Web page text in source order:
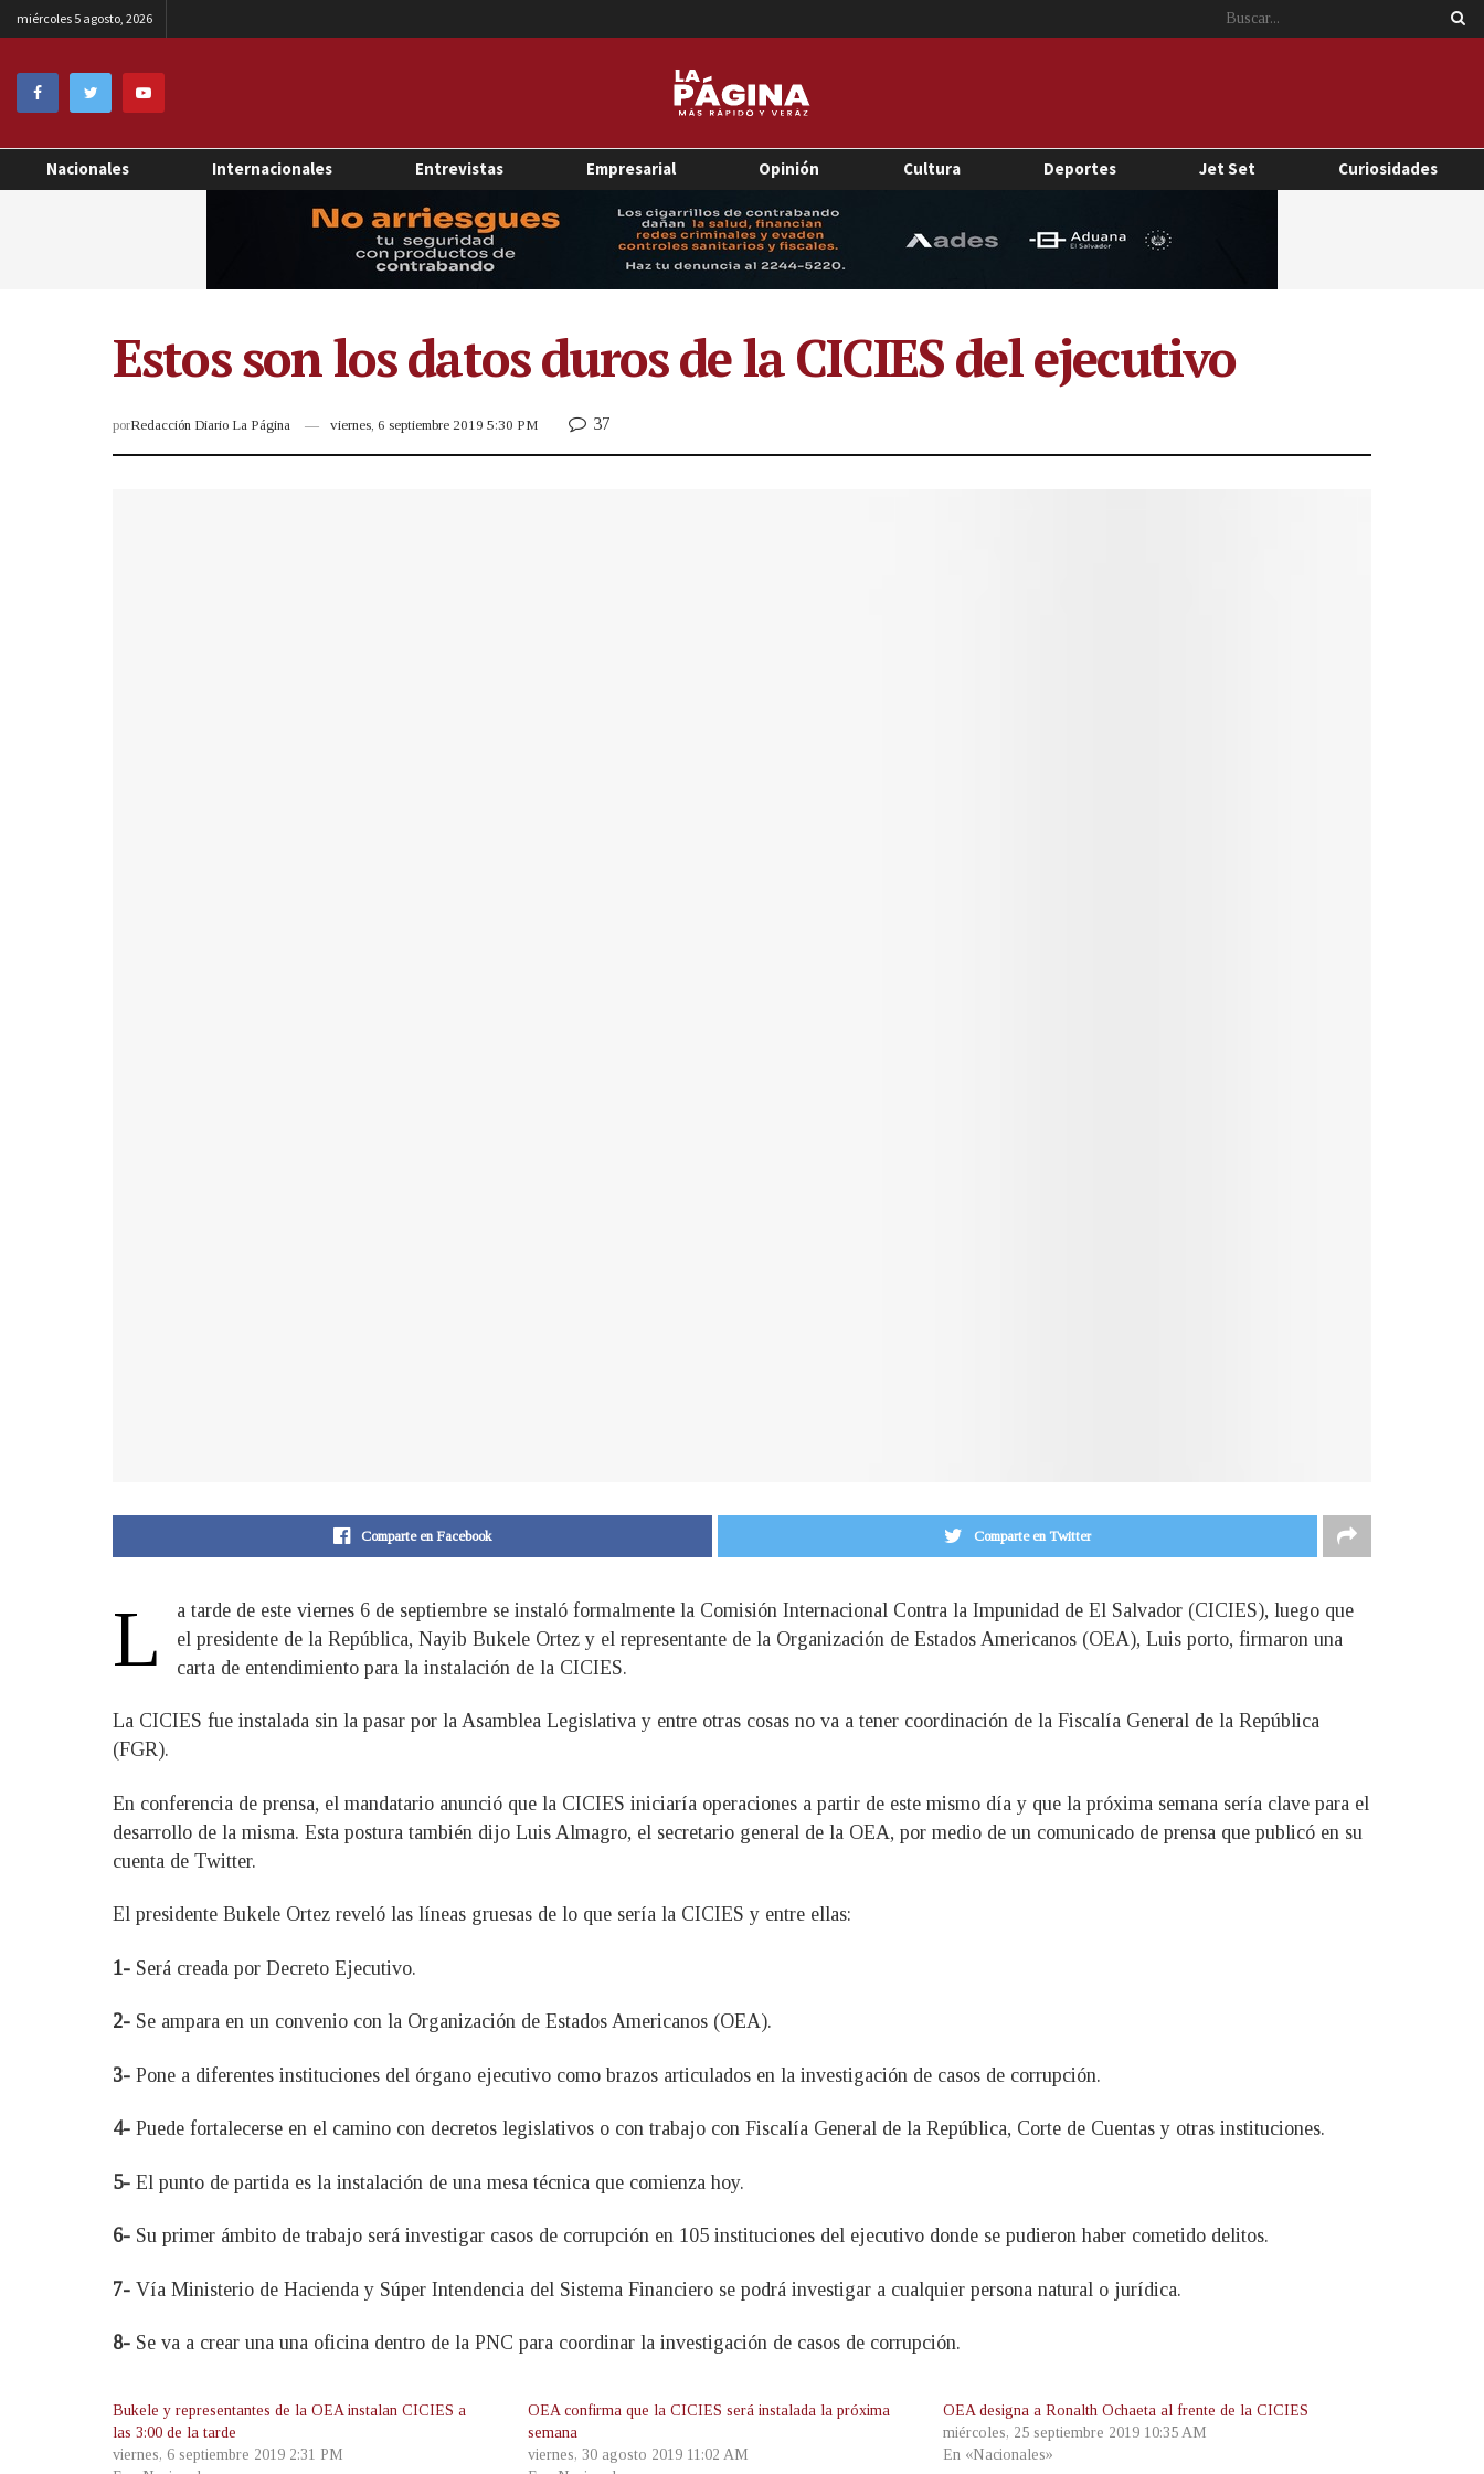
miércoles 5 agosto, 2026
Nacionales Internacionales Entrevistas Empresarial Opinión Cultura Deportes Jet Set Curiosidades
Estos son los datos duros de la CICIES del ejecutivo
porRedacción Diario La Página viernes, 6 septiembre 2019 5:30 PM 37
Comparte en Facebook Comparte en Twitter
L
a tarde de este viernes 6 de septiembre se instaló formalmente la Comisión Internacional Contra la Impunidad de El Salvador (CICIES), luego que
el presidente de la República, Nayib Bukele Ortez y el representante de la Organización de Estados Americanos (OEA), Luis porto, firmaron una
carta de entendimiento para la instalación de la CICIES.
La CICIES fue instalada sin la pasar por la Asamblea Legislativa y entre otras cosas no va a tener coordinación de la Fiscalía General de la República
(FGR).
En conferencia de prensa, el mandatario anunció que la CICIES iniciaría operaciones a partir de este mismo día y que la próxima semana sería clave para el
desarrollo de la misma. Esta postura también dijo Luis Almagro, el secretario general de la OEA, por medio de un comunicado de prensa que publicó en su
cuenta de Twitter.
El presidente Bukele Ortez reveló las líneas gruesas de lo que sería la CICIES y entre ellas:
1- Será creada por Decreto Ejecutivo.
2- Se ampara en un convenio con la Organización de Estados Americanos (OEA).
3- Pone a diferentes instituciones del órgano ejecutivo como brazos articulados en la investigación de casos de corrupción.
4- Puede fortalecerse en el camino con decretos legislativos o con trabajo con Fiscalía General de la República, Corte de Cuentas y otras instituciones.
5- El punto de partida es la instalación de una mesa técnica que comienza hoy.
6- Su primer ámbito de trabajo será investigar casos de corrupción en 105 instituciones del ejecutivo donde se pudieron haber cometido delitos.
7- Vía Ministerio de Hacienda y Súper Intendencia del Sistema Financiero se podrá investigar a cualquier persona natural o jurídica.
8- Se va a crear una una oficina dentro de la PNC para coordinar la investigación de casos de corrupción.
Bukele y representantes de la OEA instalan CICIES a
las 3:00 de la tarde
viernes, 6 septiembre 2019 2:31 PM
OEA confirma que la CICIES será instalada la próxima
semana
viernes, 30 agosto 2019 11:02 AM
OEA designa a Ronalth Ochaeta al frente de la CICIES
miércoles, 25 septiembre 2019 10:35 AM
En «Nacionales»